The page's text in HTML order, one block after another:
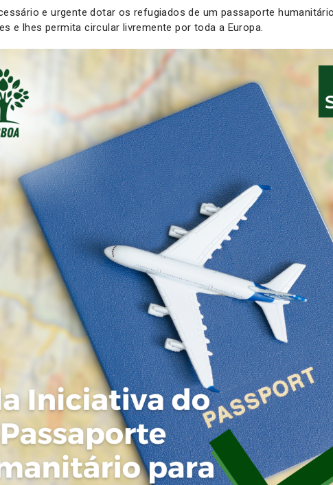
e urgente dotar os refugiados de um passaporte
e lhes permita circular livremente por toda a Europa.